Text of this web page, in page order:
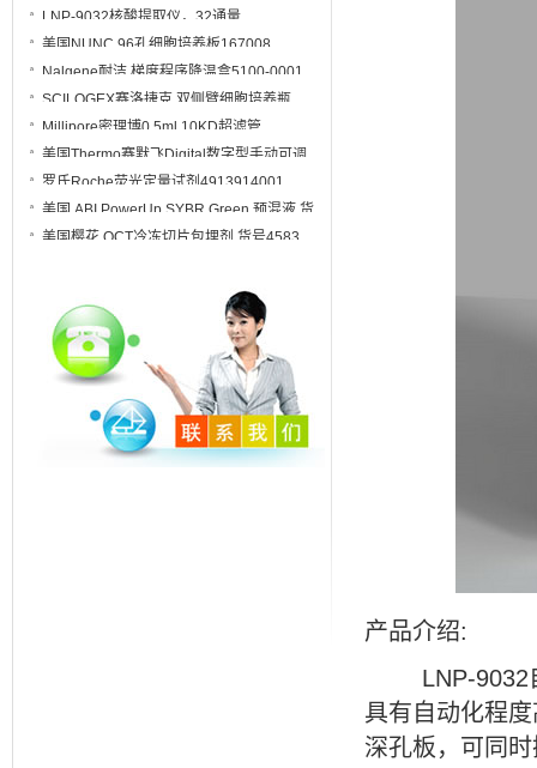
产品介绍:
LNP-9032
具有自动化程
深孔板，可同
液器单道 8道 12道
LNP-9032核酸提取仪，32通量
美国NUNC 96孔细胞培养板167008
Nalgene耐洁 梯度程序降温盒5100-0001
SCILOGEX赛洛捷克 双侧臂细胞培养瓶
CLS-1410-3L
Millipore密理博0.5ml 10KD超滤管
UFC5010BK_UFC5003BK
美国Thermo赛默飞Digital数字型手动可调
移液器4500090
罗氏Roche荧光定量试剂4913914001
美国 ABI PowerUp SYBR Green 预混液 货
号A25742
美国樱花 OCT冷冻切片包埋剂 货号4583